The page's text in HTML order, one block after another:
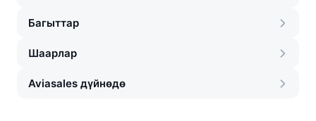
Багыттар
Шаарлар
Aviasales дүйнөдө